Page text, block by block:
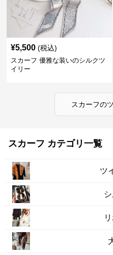
¥5,500 (税込)
スカーフ 優雅な装いのシルクツ
イリー
スカーフの
スカーフ カテゴリ一覧
ツ